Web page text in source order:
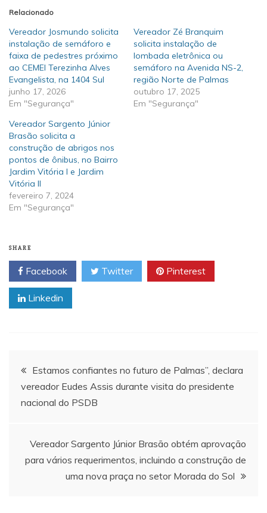
Relacionado
Vereador Josmundo solicita
instalação de semáforo e
faixa de pedestres próximo
ao CEMEI Terezinha Alves
Evangelista, na 1404 Sul
junho 17, 2026
Em "Segurança"
Vereador Zé Branquim
solicita instalação de
lombada eletrônica ou
semáforo na Avenida NS-2,
região Norte de Palmas
outubro 17, 2025
Em "Segurança"
Vereador Sargento Júnior
Brasão solicita a
construção de abrigos nos
pontos de ônibus, no Bairro
Jardim Vitória I e Jardim
Vitória II
fevereiro 7, 2024
Em "Segurança"
SHARE
Facebook Twitter Pinterest
Linkedin
Navegação
de
Estamos confiantes no futuro de Palmas”, declara
vereador Eudes Assis durante visita do presidente
nacional do PSDB
Vereador Sargento Júnior Brasão obtém aprovação
para vários requerimentos, incluindo a construção de
uma nova praça no setor Morada do Sol